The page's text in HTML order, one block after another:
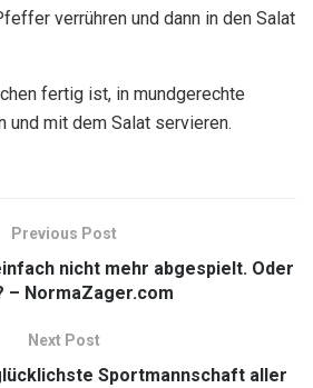
verrühren und dann in den Salat
fertig ist, in mundgerechte
und mit dem Salat servieren.
Previous Post
nicht mehr abgespielt. Oder
– NormaZager.com
Next Post
Sportmannschaft aller